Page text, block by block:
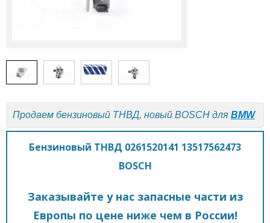
Продаем бензиновый ТНВД, новый BOSCH для BMW
Бензиновый ТНВД 0261520141 13517562473
BOSCH
Заказывайте у нас запасные части из
Европы по цене ниже чем в России!